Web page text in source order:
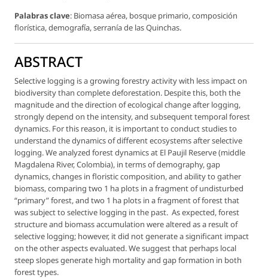
Palabras clave: Biomasa aérea, bosque primario, composición
florística, demografía, serranía de las Quinchas.
ABSTRACT
Selective logging is a growing forestry activity with less impact on
biodiversity than complete deforestation. Despite this, both the
magnitude and the direction of ecological change after logging,
strongly depend on the intensity, and subsequent temporal forest
dynamics. For this reason, it is important to conduct studies to
understand the dynamics of different ecosystems after selective
logging. We analyzed forest dynamics at El Paujil Reserve (middle
Magdalena River, Colombia), in terms of demography, gap
dynamics, changes in floristic composition, and ability to gather
biomass, comparing two 1 ha plots in a fragment of undisturbed
“primary” forest, and two 1 ha plots in a fragment of forest that
was subject to selective logging in the past. As expected, forest
structure and biomass accumulation were altered as a result of
selective logging; however, it did not generate a significant impact
on the other aspects evaluated. We suggest that perhaps local
steep slopes generate high mortality and gap formation in both
forest types.